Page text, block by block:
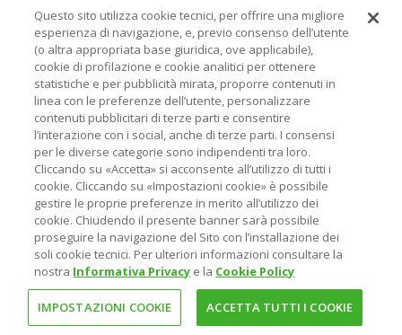
AUTO ELETTRICA BCE BIOTECH
CHECK UP PORTAFOGLIO
CLASSIFICA MIGLIORI FONDI DI INVESTIMENTO
CLIMATE CHANGE COME INVESTIRE
CONTROLLO DEL RISCHIO CORONAVIRUS
DIVERSIFICAZIONE FED FINANZA COMPORTAMENTALE
FINTECH FONDI PENSIONE GENERAZIONE Z
INFLAZIONE INVESTIMENTI TEMATICI
INVESTIRE A LUNGO TERMINE INVESTIRE SOSTENIBILE
MATERIE PRIME MEGATREND INVESTIMENTO
Questo sito utilizza cookie tecnici, per offrire una migliore
esperienza di navigazione, e, previo consenso dell’utente
(o altra appropriata base giuridica, ove applicabile),
cookie di profilazione e cookie analitici per ottenere
statistiche e per pubblicità mirata, proporre contenuti in
linea con le preferenze dell’utente, personalizzare
contenuti pubblicitari di terze parti e consentire
l’interazione con i social, anche di terze parti. I consensi
per le diverse categorie sono indipendenti tra loro.
Cliccando su «Accetta» si acconsente all’utilizzo di tutti i
cookie. Cliccando su «Impostazioni cookie» è possibile
gestire le proprie preferenze in merito all’utilizzo dei
cookie. Chiudendo il presente banner sarà possibile
proseguire la navigazione del Sito con l’installazione dei
soli cookie tecnici. Per ulteriori informazioni consultare la
nostra Informativa Privacy e la Cookie Policy
IMPOSTAZIONI COOKIE ACCETTA TUTTI I COOKIE